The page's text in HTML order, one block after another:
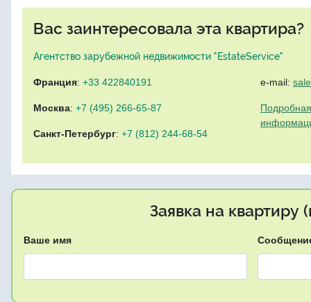
Вас заинтересовала эта квартира?
Агентство зарубежной недвижимости "EstateService"
Франция: +33 422840191
Москва: +7 (495) 266-65-87
Санкт-Петербург: +7 (812) 244-68-54
e-mail:
Заявка на квартиру
Ваше имя